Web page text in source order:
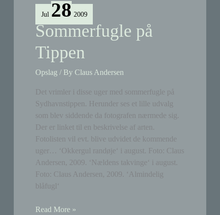
Jul 28 2009
Sommerfugle på
Tippen
Opslag / ByClaus Andersen
Det vrimler i disse uger med sommerfugle på
Sydhavnstippen. Herunder ses et lille udvalg
som blev siddende da fotografen nærmede sig.
Der er linket til en beskrivelse af arten.
Fotolisten vil evt. blive udvidet de kommende
uger… ‘Okkergul randøje‘ i august. Foto: Claus
Andersen, 2009. ‘Nældens takvinge‘ i august.
Foto: Claus Andersen, 2009. ‘Almindelig
blåfugl‘
Sommerfugle
Read More »